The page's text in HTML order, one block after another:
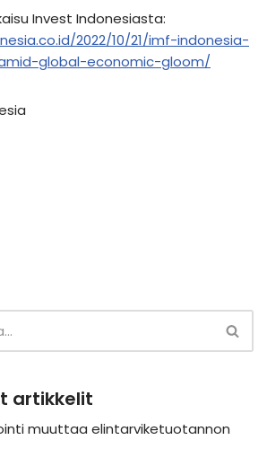
Invest Indonesiasta:
2022/10/21/imf-indonesia-
global-economic-gloom/
artikkelit
muuttaa elintarviketuotannon